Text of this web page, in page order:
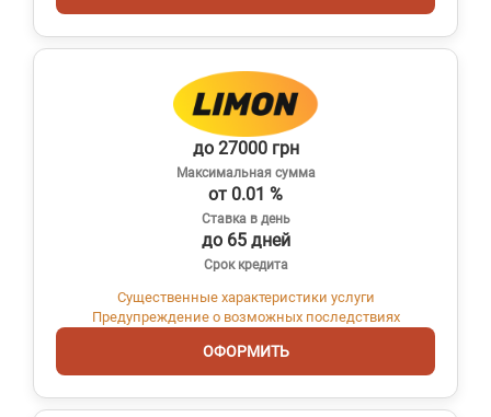
до 27000 грн
Максимальная сумма
от 0.01 %
Ставка в день
до 65 дней
Срок кредита
Существенные характеристики услуги
Предупреждение о возможных последствиях
ОФОРМИТЬ